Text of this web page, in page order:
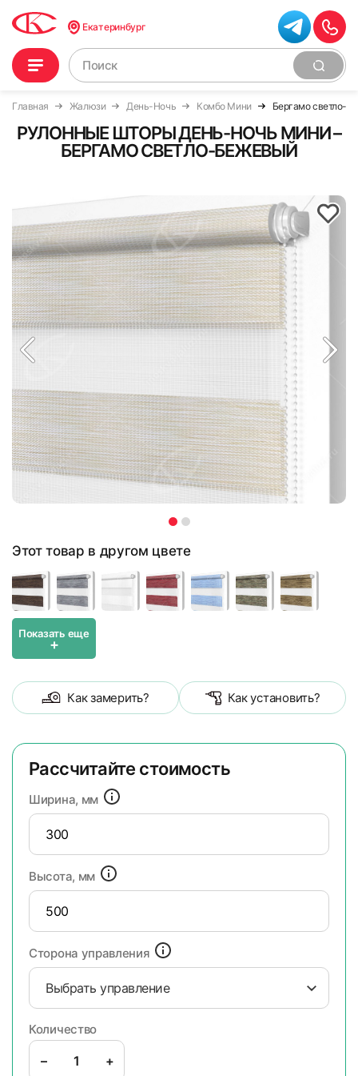
Екатеринбург
Главная Жалюзи День-Ночь Комбо Мини Бергамо светло-
РУЛОННЫЕ ШТОРЫ ДЕНЬ-НОЧЬ МИНИ –
БЕРГАМО СВЕТЛО-БЕЖЕВЫЙ
Этот товар в другом цвете
Показать еще
+
Как замерить? Как установить?
Рассчитайте стоимость
Ширина, мм
Высота, мм
Сторона управления
Выбрать управление
Количество
– +